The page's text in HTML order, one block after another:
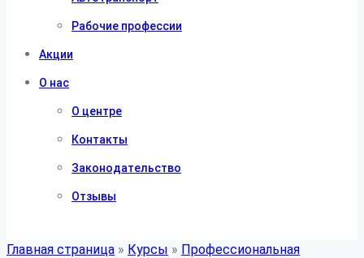
Рабочие профессии
Акции
О нас
О центре
Контакты
Законодательство
Отзывы
Главная страница » Курсы » Профессиональная